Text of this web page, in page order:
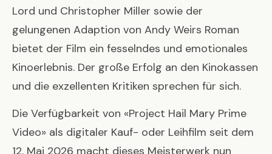
Lord und Christopher Miller sowie der
gelungenen Adaption von Andy Weirs Roman
bietet der Film ein fesselndes und emotionales
Kinoerlebnis. Der große Erfolg an den Kinokassen
und die exzellenten Kritiken sprechen für sich.
Die Verfügbarkeit von «Project Hail Mary Prime
Video» als digitaler Kauf- oder Leihfilm seit dem
12. Mai 2026 macht dieses Meisterwerk nun